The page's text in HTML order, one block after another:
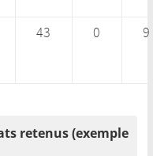
43 0 9
retenus (exemple